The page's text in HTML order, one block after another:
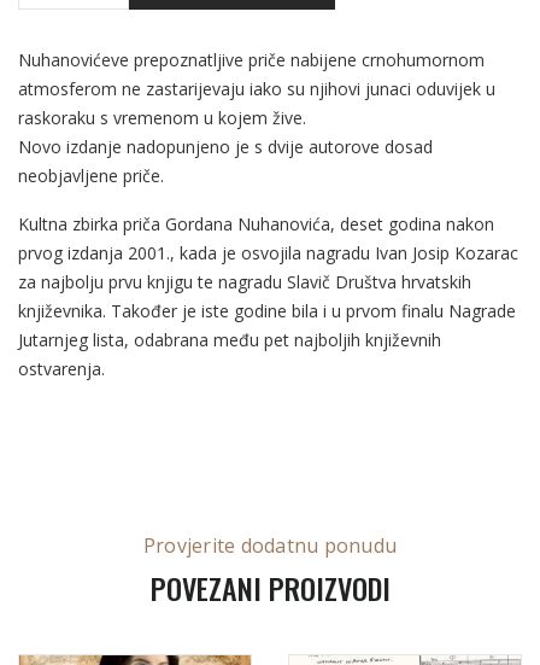
Nuhanovićeve prepoznatljive priče nabijene crnohumornom
atmosferom ne zastarijevaju iako su njihovi junaci oduvijek u
raskoraku s vremenom u kojem žive.
Novo izdanje nadopunjeno je s dvije autorove dosad
neobjavljene priče.
Kultna zbirka priča Gordana Nuhanovića, deset godina nakon
prvog izdanja 2001., kada je osvojila nagradu Ivan Josip Kozarac
za najbolju prvu knjigu te nagradu Slavič Društva hrvatskih
književnika. Također je iste godine bila i u prvom finalu Nagrade
Jutarnjeg lista, odabrana među pet najboljih književnih
ostvarenja.
Provjerite dodatnu ponudu
POVEZANI PROIZVODI